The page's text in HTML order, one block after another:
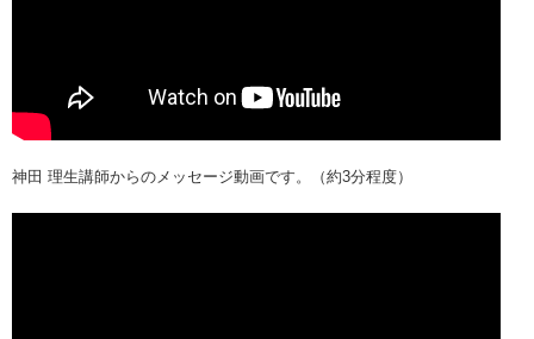
神田 理生講師からのメッセージ動画です。（約3分程度）